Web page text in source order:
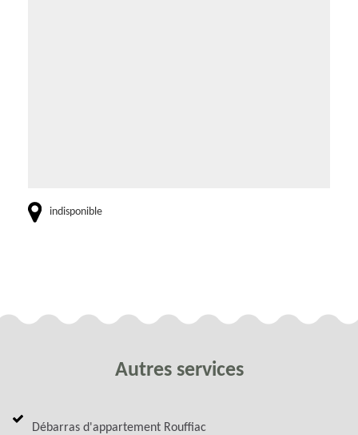
indisponible
Autres services
Débarras d'appartement Rouffiac